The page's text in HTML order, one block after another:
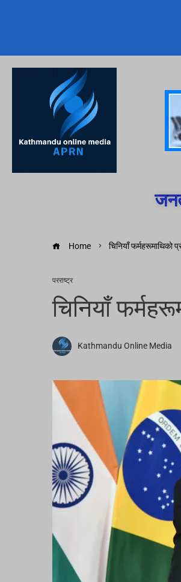
Home चिनियाँ फर्महरूमाथिको
परराष्ट्र
चिनियाँ
Kathmandu Online Media